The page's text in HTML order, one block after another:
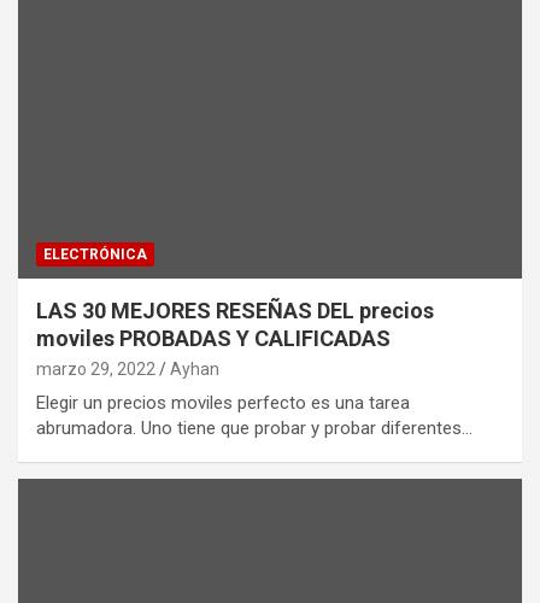
ELECTRÓNICA
LAS 30 MEJORES RESEÑAS DEL precios
moviles PROBADAS Y CALIFICADAS
marzo 29, 2022 Ayhan
Elegir un precios moviles perfecto es una tarea
abrumadora. Uno tiene que probar y probar diferentes…